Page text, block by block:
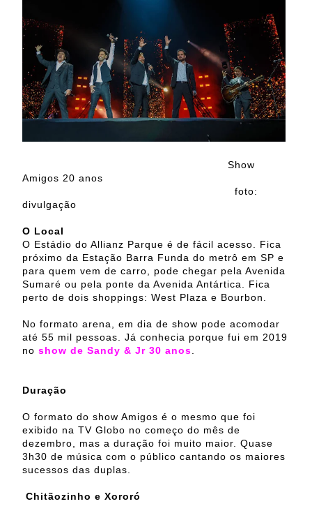
Show
Amigos 20 anos
foto:
divulgação
O Local
O Estádio do Allianz Parque é de fácil acesso. Fica
próximo da Estação Barra Funda do metrô em SP e
para quem vem de carro, pode chegar pela Avenida
Sumaré ou pela ponte da Avenida Antártica. Fica
perto de dois shoppings: West Plaza e Bourbon.
No formato arena, em dia de show pode acomodar
até 55 mil pessoas. Já conhecia porque fui em 2019
no show de Sandy & Jr 30 anos
Duração
O formato do show Amigos é o mesmo que foi
exibido na TV Globo no começo do mês de
dezembro, mas a duração foi muito maior. Quase
3h30 de música com o público cantando os maiores
sucessos das duplas.
Chitãozinho e Xororó